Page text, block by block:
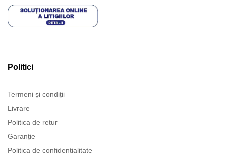
Politici
Termeni și condiții
Livrare
Politica de retur
Garanție
Politica de confidentialitate